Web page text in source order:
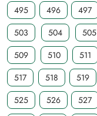
495 496 497
503
504 505
509
510 511
517
518 519
525
526 527